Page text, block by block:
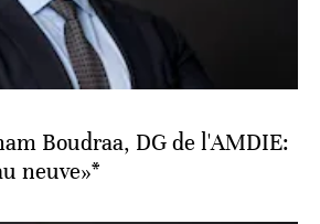
Boudraa, DG de l'AMDIE:
neuve»*